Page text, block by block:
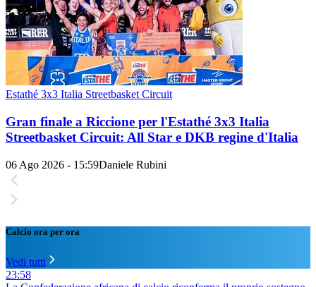
Estathé 3x3 Italia Streetbasket Circuit
Gran finale a Riccione per l'Estathé 3x3 Italia
Streetbasket Circuit: All Star e DKB regine d'Italia
06 Ago 2026 - 15:59Daniele Rubini
Calcio ora per ora
Vedi tutti
23:58